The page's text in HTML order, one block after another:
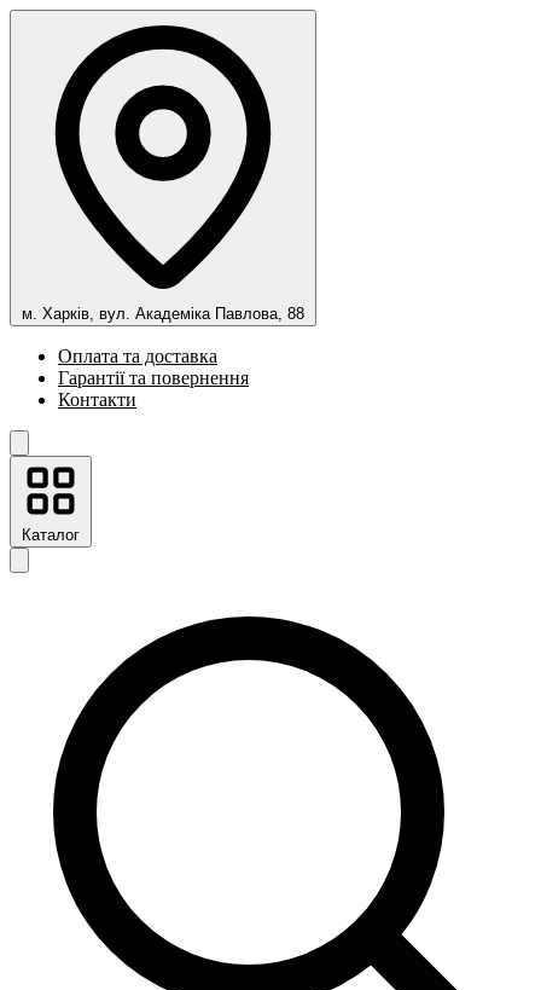
м. Харків, вул. Академіка Павлова, 88
Оплата та доставка
Гарантії та повернення
Контакти
Каталог